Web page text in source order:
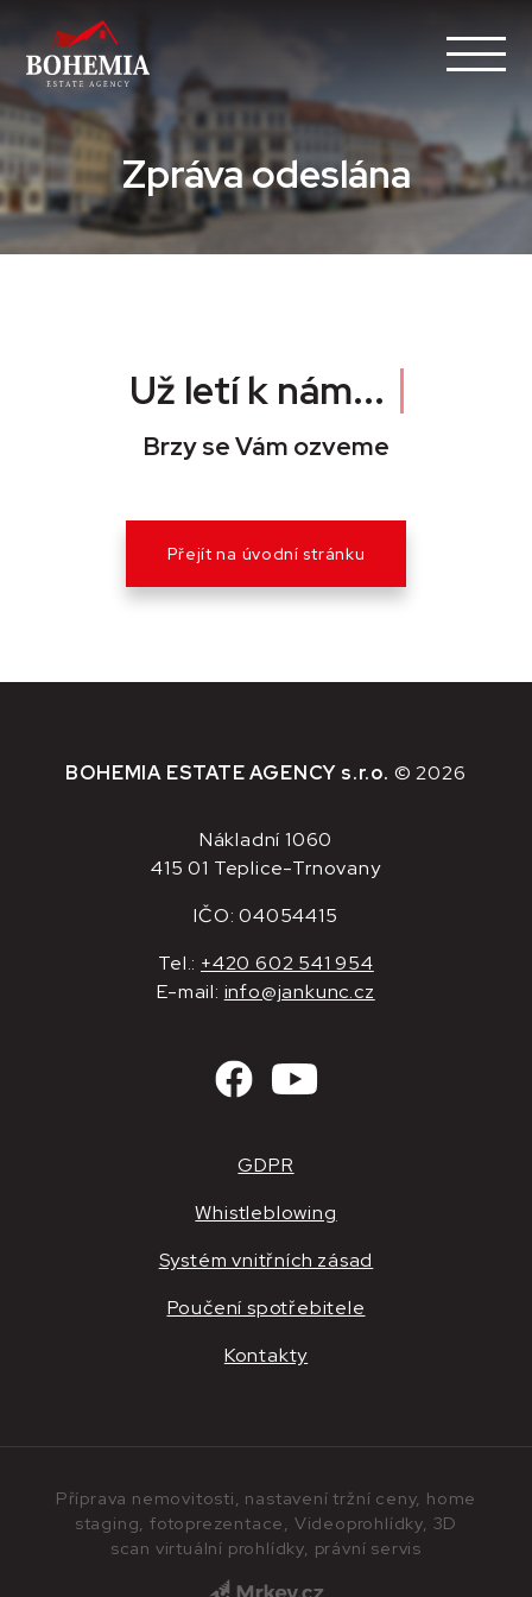
Zpráva odeslána
Už letí k nám...
Brzy se Vám ozveme
Přejít na úvodní stránku
BOHEMIA ESTATE AGENCY s.r.o. © 2026
Nákladní 1060
415 01 Teplice-Trnovany
IČO: 04054415
Tel.: +420 602 541 954
E-mail: info@jankunc.cz
GDPR
Whistleblowing
Systém vnitřních zásad
Poučení spotřebitele
Kontakty
Příprava nemovitosti, nastavení tržní ceny, home
staging, fotoprezentace, Videoprohlídky, 3D
scan virtuální prohlídky, právní servis